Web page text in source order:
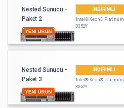
Nested Sunucu -
Paket 2
İNDİRİMLİ
Intel® Xeon® Platinum
8352Y
Nested Sunucu -
Paket 3
İNDİRİMLİ
Intel® Xeon® Platinum
8352Y